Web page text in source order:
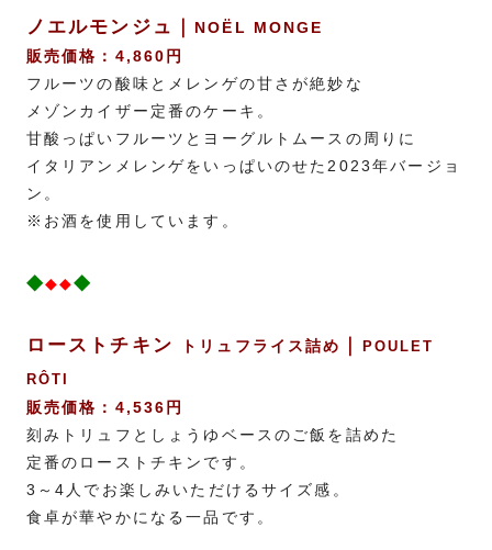
ノエルモンジュ｜ NOËL MONGE
販売価格：4,860円
フルーツの酸味とメレンゲの甘さが絶妙な
メゾンカイザー定番のケーキ。
甘酸っぱいフルーツとヨーグルトムースの周りに
イタリアンメレンゲをいっぱいのせた 2023年バージョ
ン。
※お酒を使用しています。
◆◆◆◆
ローストチキン トリュフライス詰め
POULET
RÔTI
販売価格：4,536円
刻みトリュフとしょうゆベースのご飯を詰めた
定番のローストチキンです。
3～4人でお楽しみいただけるサイズ感。
食卓が華やかになる一品です。